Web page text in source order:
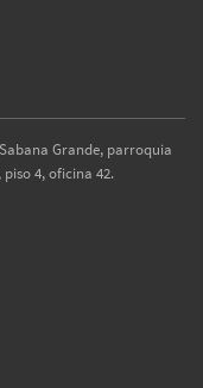
Grande, parroquia
4, oficina 42.